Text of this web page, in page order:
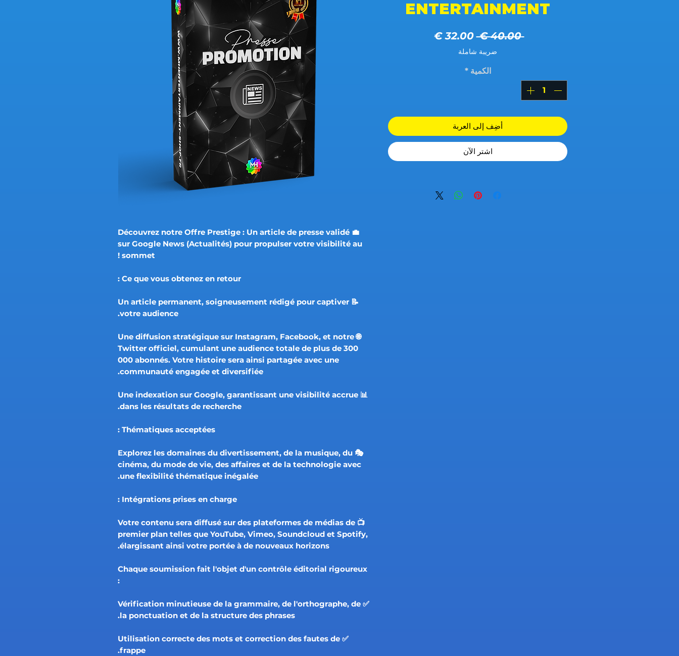
💼 Découvrez notre Offre Prestige : Un article de presse validé
sur Google News (Actualités) pour propulser votre visibilité au
sommet !
Ce que vous obtenez en retour :
📝 Un article permanent, soigneusement rédigé pour captiver
votre audience.
🌐 Une diffusion stratégique sur Instagram, Facebook, et notre
Twitter officiel, cumulant une audience totale de plus de 300
000 abonnés. Votre histoire sera ainsi partagée avec une
communauté engagée et diversifiée.
📊 Une indexation sur Google, garantissant une visibilité accrue
dans les résultats de recherche.
Thématiques acceptées :
🎭 Explorez les domaines du divertissement, de la musique, du
cinéma, du mode de vie, des affaires et de la technologie avec
une flexibilité thématique inégalée.
Intégrations prises en charge :
📺 Votre contenu sera diffusé sur des plateformes de médias de
premier plan telles que YouTube, Vimeo, Soundcloud et Spotify,
élargissant ainsi votre portée à de nouveaux horizons.
Chaque soumission fait l'objet d'un contrôle éditorial rigoureux
:
✅ Vérification minutieuse de la grammaire, de l'orthographe, de
la ponctuation et de la structure des phrases.
✅ Utilisation correcte des mots et correction des fautes de
frappe.
ENTERTAINMENT
‏40.00 € سعر عادي
‏32.00 € سعر البيع
ضريبة شاملة
الكمية *
أضِف إلى العربة
اشترِ الآن